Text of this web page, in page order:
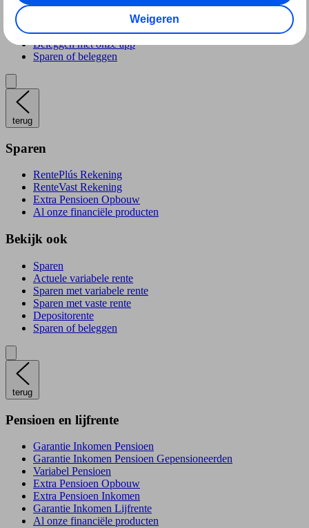
Beleggen in beleggingsfondsen
Beleggingsfonds update
Verantwoord beleggen
Beleggen met onze app
Sparen of beleggen
terug
Sparen
RentePlús Rekening
RenteVast Rekening
Extra Pensioen Opbouw
Al onze financiële producten
Bekijk ook
Sparen
Actuele variabele rente
Sparen met variabele rente
Sparen met vaste rente
Depositorente
Sparen of beleggen
terug
Pensioen en lijfrente
Garantie Inkomen Pensioen
Garantie Inkomen Pensioen Gepensioneerden
Variabel Pensioen
Extra Pensioen Opbouw
Extra Pensioen Inkomen
Garantie Inkomen Lijfrente
Al onze financiële producten
Weigeren